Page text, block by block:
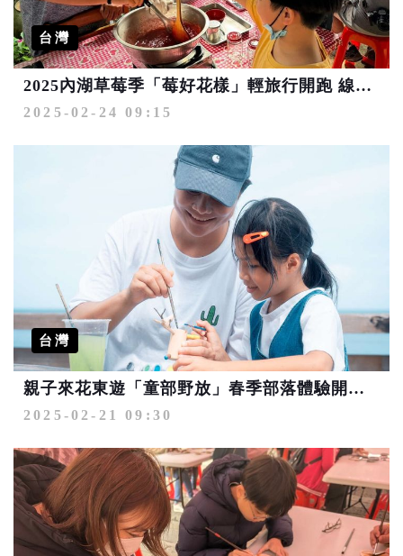
台灣
2025內湖草莓季「莓好花樣」輕旅行開跑 線上活動抽大獎
2025-02-24 09:15
台灣
親子來花東遊「童部野放」春季部落體驗開放報名
2025-02-21 09:30